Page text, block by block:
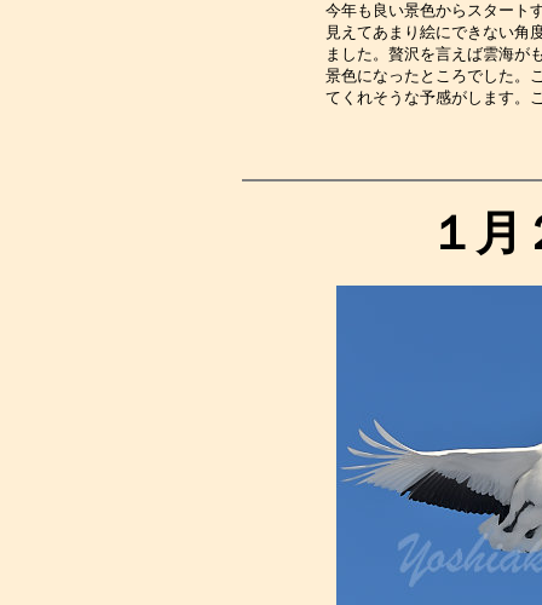
今年も良い景色からスタート
見えてあまり絵にできない角
ました。贅沢を言えば雲海が
景色になったところでした。
てくれそうな予感がしま
１